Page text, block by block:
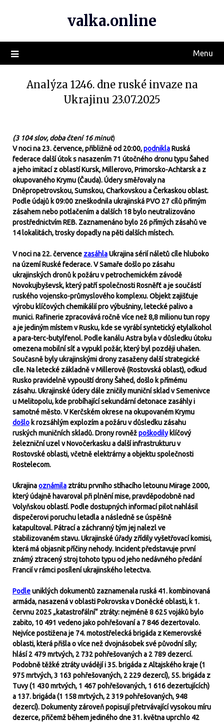
valka.online
Menu
Analýza 1246. dne ruské invaze na
Ukrajinu 23.07.2025
(3 104 slov, doba čtení 16 minut)
V noci na 23. července, přibližně od 20:00,podniklaRuská
federace další útok s nasazením 71 útočného dronu typu Šahed
a jeho imitací z oblastí Kursk, Millerovo, Primorsko-Achtarsk a z
okupovaného Krymu (Čauda). Údery směřovaly na
Dněpropetrovskou, Sumskou, Charkovskou a Čerkaskou oblast.
Podle údajů k 09:00 zneškodnila ukrajinská PVO 27 cílů přímým
zásahem nebo potlačením a dalších 18 bylo neutralizováno
prostřednictvím REB. Zaznamenáno bylo 26 přímých zásahů ve
14 lokalitách, trosky dopadly na pěti dalších místech.
V noci na 22. července zasáhlaUkrajina sérií náletů cíle hluboko
na území Ruské federace. V Samaře došlo po zásahu
ukrajinských dronů k požáru v petrochemickém závodě
Novokujbyševsk, který patří společnosti Rosněfť a je součástí
ruského vojensko-průmyslového komplexu. Objekt zajišťuje
výrobu klíčových chemikálií pro výbušniny, letecké palivo a
munici. Rafinerie zpracovává ročně více než 8,8 milionu tun ropy
a je jediným místem v Rusku, kde se vyrábí syntetický etylalkohol
a para-terc-butylfenol. Podle kanálu Astra byla v důsledku útoku
omezena mobilní síť a vypukl požár, který byl později uhašen.
Současně byly ukrajinskými drony zasaženy další strategické
cíle. Na letecké základně v Millerově (Rostovská oblast), odkud
Rusko pravidelně vypouští drony Šahed, došlo k přímému
zásahu. Ukrajinské údery dále zničily muniční sklad v Semenivce
u Melitopolu, kde probíhající sekundární detonace zasáhly i
samotné město. V Kerčském okrese na okupovaném Krymu
došlo k rozsáhlým explozím a požáru v důsledku zásahu
ruských muničních skladů. Drony rovněžpoškodilyklíčový
železniční uzel v Novočerkasku a další infrastrukturu v
Rostovské oblasti, včetně elektrárny a objektu společnosti
Rostelecom.
Ukrajinaoznámila ztrátu prvního stíhacího letounu Mirage 2000,
který údajně havaroval při plnění mise, pravděpodobně nad
Volyňskou oblastí. Podle dostupných informací pilot nahlásil
dispečerovi poruchu letadla a následně se úspěšně
katapultoval. Pátrací a záchranný tým jej nalezl ve
stabilizovaném stavu. Ukrajinské úřady zřídily vyšetřovací komisi,
která má objasnit příčiny nehody. Incident představuje první
známý ztracený stroj tohoto typu od jeho nedávného předání
Francií v rámci posílení ukrajinského letectva.
Podleuniklých dokumentů zaznamenala ruská 41. kombinovaná
armáda, nasazená v oblasti Pokrovska v Doněcké oblasti, k 1.
červnu 2025 „katastrofální“ ztráty: nejméně 8 625 vojáků bylo
zabito, 10 491 vedeno jako pohřešovaní a 7 846 dezertovalo.
Nejvíce postižena je 74. motostřelecká brigáda z Kemerovské
oblasti, která přišla o více než dvojnásobek své původní síly;
hlásí 2 479 mrtvých, 2 732 pohřešovaných a 2 789 dezercí.
Podobně těžké ztráty uvádějí i 35. brigáda z Altajského kraje (1
975 mrtvých, 3 163 pohřešovaných, 2 229 dezercí), 55. brigáda z
Tuvy (1 430 mrtvých, 1 467 pohřešovaných, 1 616 dezertujících)
a 137. brigáda (1 158 mrtvých, 2 319 pohřešovaných, 948
dezercí). Dokumenty zároveň popisují přetrvávající vysokou míru
dezerce, přičemž během jediného dne 31. května uprchlo 42